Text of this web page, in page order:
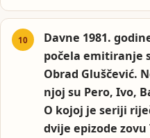
Davne 1981.
počela emitiranje
Obrad Gluščević.
njoj su Pero, Ivo,
O kojoj je seriji
dvije epizode